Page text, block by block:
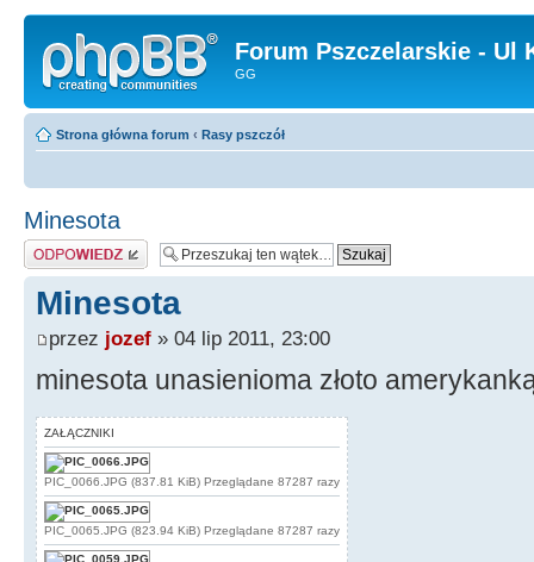
Forum Pszczelarskie - Ul
GG
Strona główna forum ‹ Rasy pszczół
Minesota
Odpowiedz
Minesota
przez jozef » 04 lip 2011, 23:00
minesota unasienioma złoto
ZAŁĄCZNIKI
PIC_0066.JPG (837.81 KiB) Przeglądane 87287 razy
PIC_0065.JPG (823.94 KiB) Przeglądane 87287 razy